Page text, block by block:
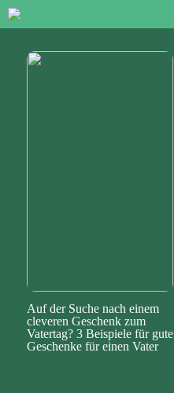
Auf der Suche nach einem
cleveren Geschenk zum
Vatertag? 3 Beispiele für gute
Geschenke für einen Vater